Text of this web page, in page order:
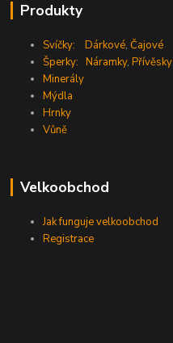
Produkty
Svíčky: Dárkové,Čajové
Šperky: Náramky,Přívěsky
Minerály
Mýdla
Hrnky
Vůně
Velkoobchod
Jak funguje velkoobchod
Registrace